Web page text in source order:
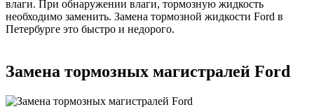
влаги. При обнаружении влаги, тормозную жидкость
необходимо заменить. Замена тормозной жидкости Ford в
Петербурге это быстро и недорого.
Замена тормозных магистралей Ford